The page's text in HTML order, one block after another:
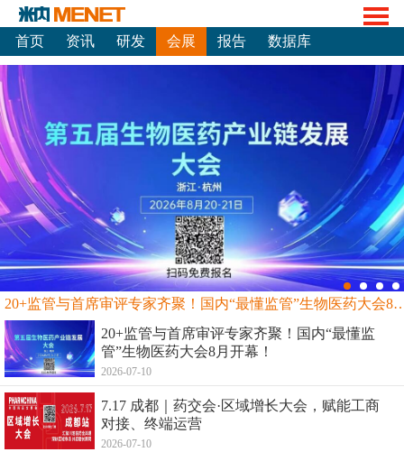
首页 资讯 研发 会展 报告 数据库
20+监管与首席审评专家齐聚！国内“最
20+监管与首席审评专家齐聚！国内“最懂监
管”生物医药大会8月开幕！
2026-07-10
7.17 成都｜药交会·区域增长大会，赋能工商
对接、终端运营
2026-07-10